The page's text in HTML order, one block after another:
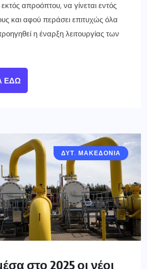
απροόπτου, να γίνεται εντός
και αφού περάσει επιτυχώς όλα
η έναρξη λειτουργίας των
ΕΔΏ
ΔΥΤ. ΜΑΚΕΔΟΝΙΑ
στο 2025 οι νέοι